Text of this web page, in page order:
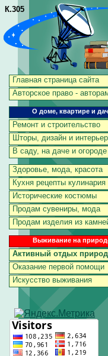
К.305
Главная страница сайта
Авторское право -
О доме, квартире и
Ремонт и строительство
Шторы, дизайн и интерьер
В саду, на даче и огороде
Здоровье, мода, красота
Кухня рецепты кулинария
Исторические костюмы
Продам сувениры, мода
Продам изделия из
Выживание на
Активный отдых
Оказание первой помощи
Искусство выживания